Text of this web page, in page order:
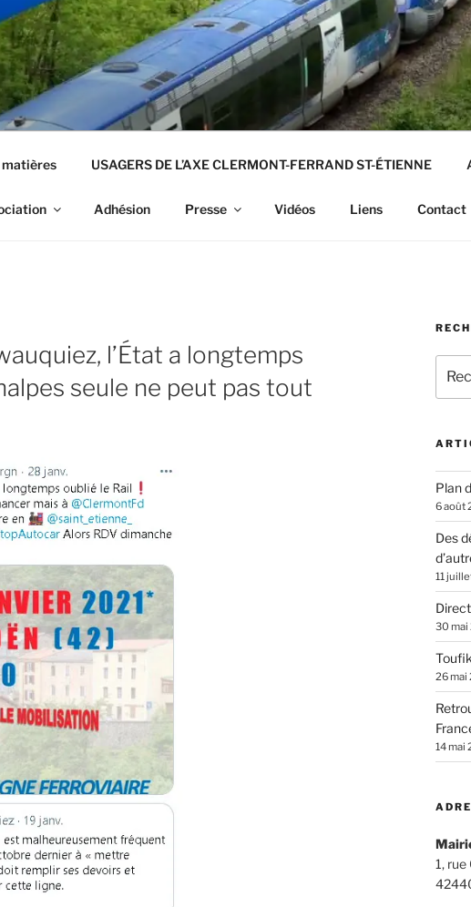
matières USAGERS DE L’AXE CLERMONT-FERRAND ST-ÉTIENNE
Adhésion Presse Vidéos Liens Contact
l’État a longtemps
seule ne peut pas tout
pour
:
Plan
6 août
Des
11
30 mai
26 mai
14 mai
1, rue